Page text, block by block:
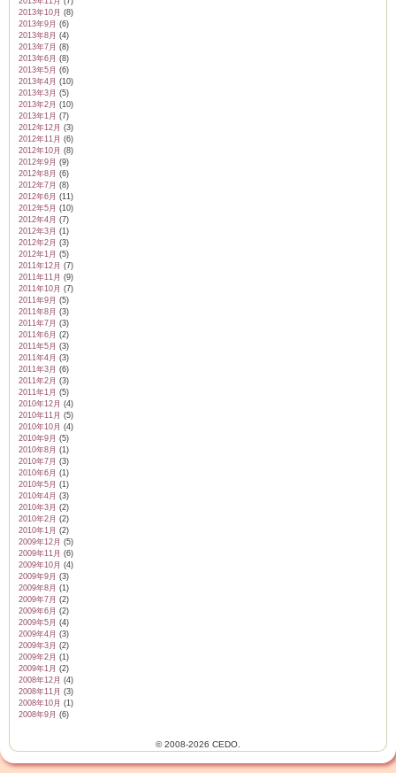
2013年10月 (8)
2013年9月 (6)
2013年8月 (4)
2013年7月 (8)
2013年6月 (8)
2013年5月 (6)
2013年4月 (10)
2013年3月 (5)
2013年2月 (10)
2013年1月 (7)
2012年12月 (3)
2012年11月 (6)
2012年10月 (8)
2012年9月 (9)
2012年8月 (6)
2012年7月 (8)
2012年6月 (11)
2012年5月 (10)
2012年4月 (7)
2012年3月 (1)
2012年2月 (3)
2012年1月 (5)
2011年12月 (7)
2011年11月 (9)
2011年10月 (7)
2011年9月 (5)
2011年8月 (3)
2011年7月 (3)
2011年6月 (2)
2011年5月 (3)
2011年4月 (3)
2011年3月 (6)
2011年2月 (3)
2011年1月 (5)
2010年12月 (4)
2010年11月 (5)
2010年10月 (4)
2010年9月 (5)
2010年8月 (1)
2010年7月 (3)
2010年6月 (1)
2010年5月 (1)
2010年4月 (3)
2010年3月 (2)
2010年2月 (2)
2010年1月 (2)
2009年12月 (5)
2009年11月 (6)
2009年10月 (4)
2009年9月 (3)
2009年8月 (1)
2009年7月 (2)
2009年6月 (2)
2009年5月 (4)
2009年4月 (3)
2009年3月 (2)
2009年2月 (1)
2009年1月 (2)
2008年12月 (4)
2008年11月 (3)
2008年10月 (1)
2008年9月 (6)
© 2008-2026 CEDO.